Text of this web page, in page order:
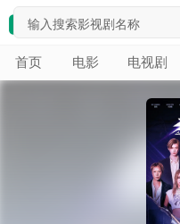
首页 电影 电视剧